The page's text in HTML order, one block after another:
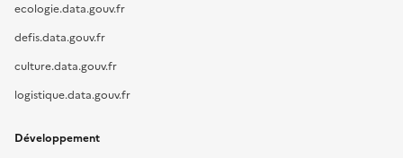
ecologie.data.gouv.fr
defis.data.gouv.fr
culture.data.gouv.fr
logistique.data.gouv.fr
Développement